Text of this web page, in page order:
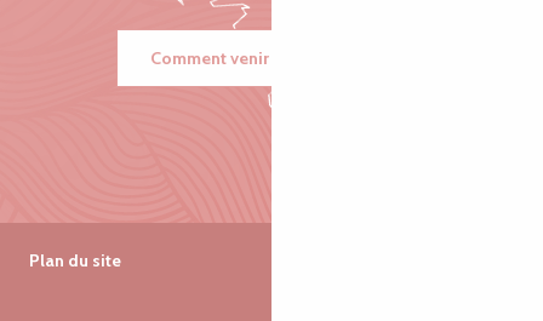
Comment venir ?
Plan du site